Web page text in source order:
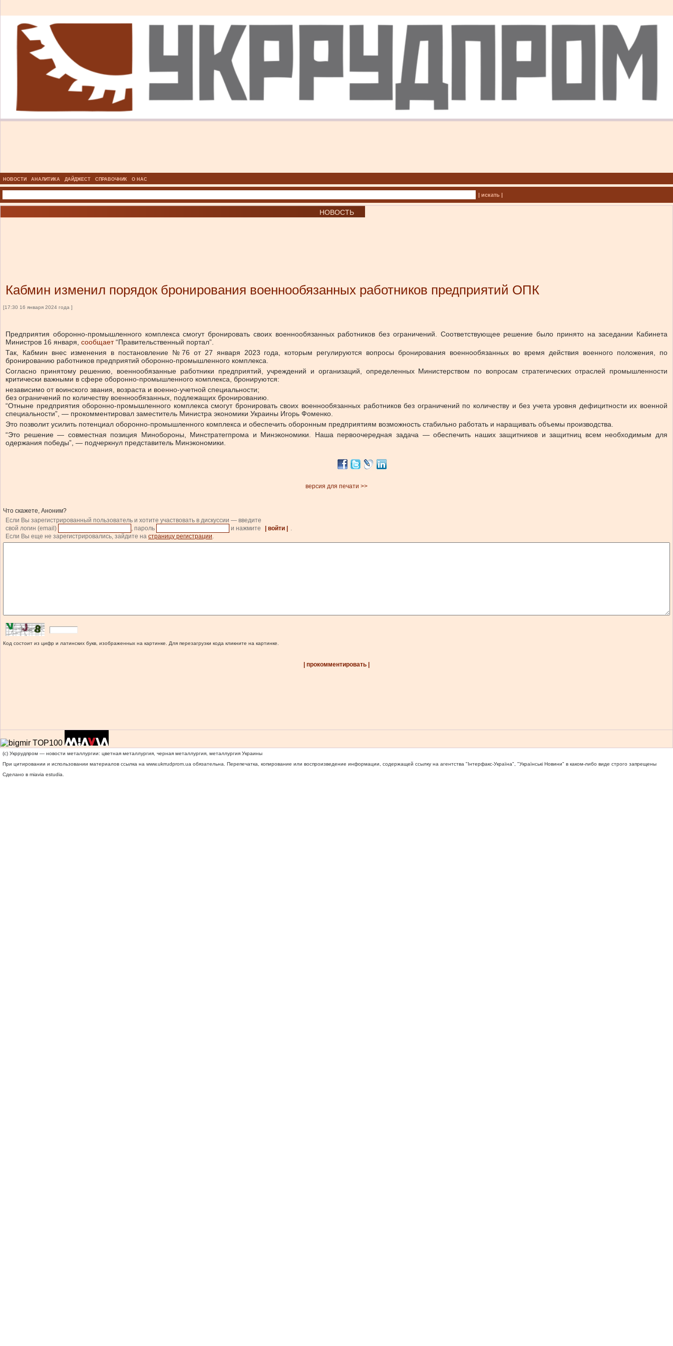
НОВОСТИ АНАЛИТИКА ДАЙДЖЕСТ СПРАВОЧНИК О НАС
| искать |
НОВОСТЬ
Кабмин изменил порядок бронирования военнообязанных работников предприятий ОПК
[17:30 16 января 2024 года ]
Предприятия оборонно-промышленного комплекса смогут бронировать своих военнообязанных работников без ограничений.
Соответствующее решение было принято на заседании Кабинета
Министров 16 января, сообщает“Правительственный портал”.
Так, Кабмин внес изменения в постановление №76 от 27 января 2023 года, которым регулируются вопросы бронирования военнообязанных во время действия военного положения, по
бронированию работников предприятий оборонно-промышленного комплекса.
Согласно принятому решению, военнообязанные работники предприятий, учреждений и организаций, определенных Министерством по вопросам стратегических отраслей промышленности
критически важными в сфере оборонно-промышленного комплекса, бронируются:
независимо от воинского звания, возраста и военно-учетной специальности;
без ограничений по количеству военнообязанных, подлежащих бронированию.
“Отныне предприятия оборонно-промышленного комплекса смогут бронировать своих военнообязанных работников без ограничений по количеству и без учета уровня дефицитности их военной
специальности”, — прокомментировал заместитель Министра экономики Украины Игорь Фоменко.
Это позволит усилить потенциал оборонно-промышленного комплекса и обеспечить оборонным предприятиям возможность стабильно работать и наращивать объемы производства.
“Это решение — совместная позиция Минобороны, Минстратегпрома и Минэкономики. Наша первоочередная задача — обеспечить наших защитников и защитниц всем необходимым для
одержания победы”, — подчеркнул представитель Минэкономики.
версия для печати >>
Что скажете, Аноним?
Если Вы зарегистрированный пользователь и хотите участвовать в дискуссии — введите
свой логин (email)
, пароль и нажмите | войти |
.
Если Вы еще не зарегистрировались, зайдите на страницу регистрации.
Код состоит из цифр и латинских букв, изображенных на картинке. Для перезагрузки кода кликните на картинке.
| прокомментировать |
(c) Укррудпром — новости металлургии: цветная металлургия, черная металлургия, металлургия Украины
При цитировании и использовании материалов ссылка на www.ukrrudprom.ua обязательна. Перепечатка, копирование или воспроизведение информации, содержащей ссылку на агентства "Iнтерфакс-Україна", "Українськi Новини" в каком-либо виде строго запрещены
Сделано в miavia estudia.